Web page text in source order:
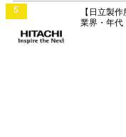
5
【日立製
業界・年代